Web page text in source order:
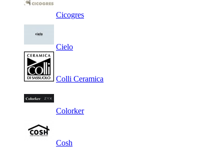
Cicogres
Cielo
Colli Ceramica
Colorker
Cosh